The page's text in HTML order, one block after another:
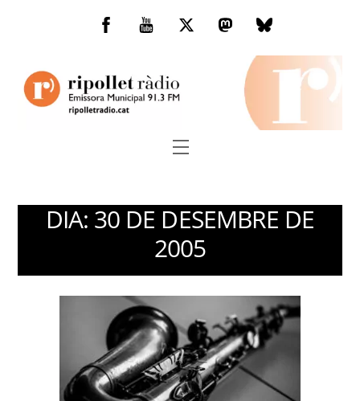
Facebook
You
TwitterMastodonBluesky
Menu
DIA: 30 DE DESEMBRE DE
2005